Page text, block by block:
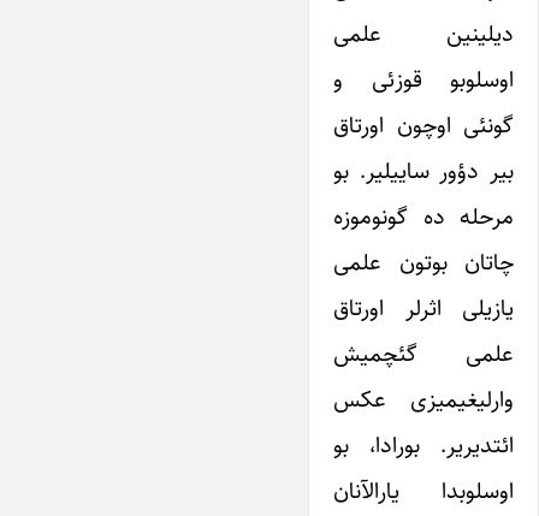
دیلینین علمی
اوسلوبو قوزئی و
گونئی اوچون اورتاق
بیر دؤور ساییلیر. بو
مرحله ده گونوموزه
چاتان بوتون علمی
یازیلی اثرلر اورتاق
علمی گئچمیش
وارلیغیمیزی عکس
ائتدیریر. بورادا، بو
اوسلوبدا یارالآنان